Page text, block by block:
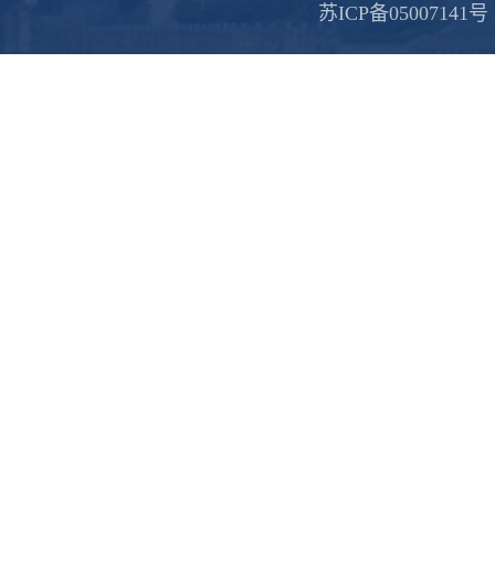
苏ICP备05007141号